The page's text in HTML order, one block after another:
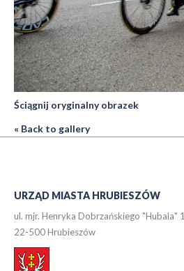
Ściągnij oryginalny obrazek
« Back to gallery
URZĄD MIASTA HRUBIESZÓW
ul. mjr. Henryka Dobrzańskiego "Hubala" 1
22-500 Hrubieszów